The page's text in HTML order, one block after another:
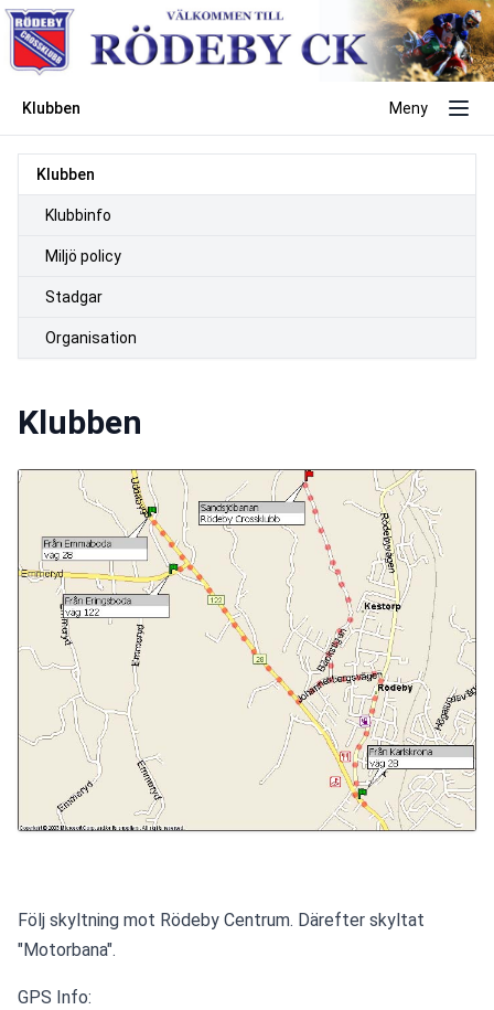
Klubben Meny
Klubben
Klubbinfo
Miljö policy
Stadgar
Organisation
Klubben
Följ skyltning mot Rödeby Centrum. Därefter skyltat
"Motorbana".
GPS Info: